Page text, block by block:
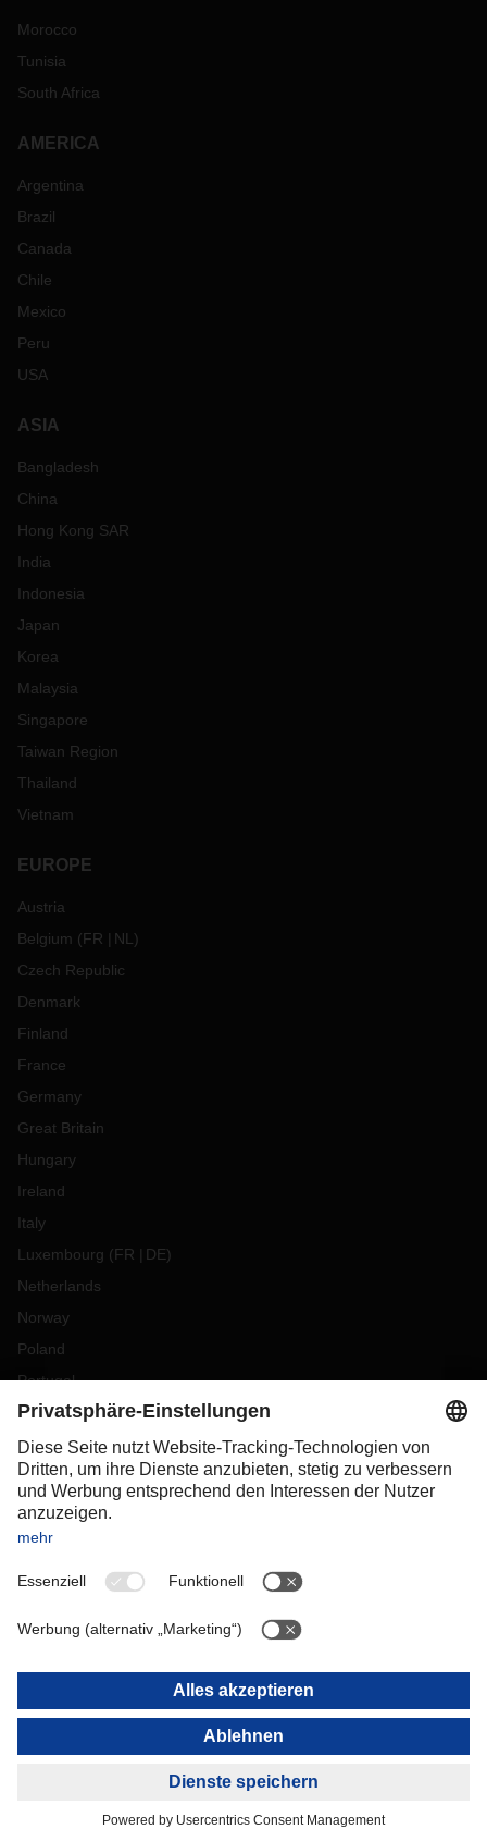
Morocco
Tunisia
South Africa
AMERICA
Argentina
Brazil
Canada
Chile
Mexico
Peru
USA
ASIA
Bangladesh
China
Hong Kong SAR
India
Indonesia
Japan
Korea
Malaysia
Singapore
Taiwan Region
Thailand
Vietnam
EUROPE
Austria
Belgium (FR NL )
Czech Republic
Denmark
Finland
France
Germany
Great Britain
Hungary
Ireland
Italy
Luxembourg (FR DE)
Netherlands
Norway
Poland
Portugal
Romania
Slovakia
Spain
Sweden
Switzerland
OCEANIA